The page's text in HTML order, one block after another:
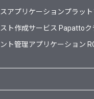
スアプリケーションプラッ
スト作成サービス Papattoク
ト管理アプリケーション